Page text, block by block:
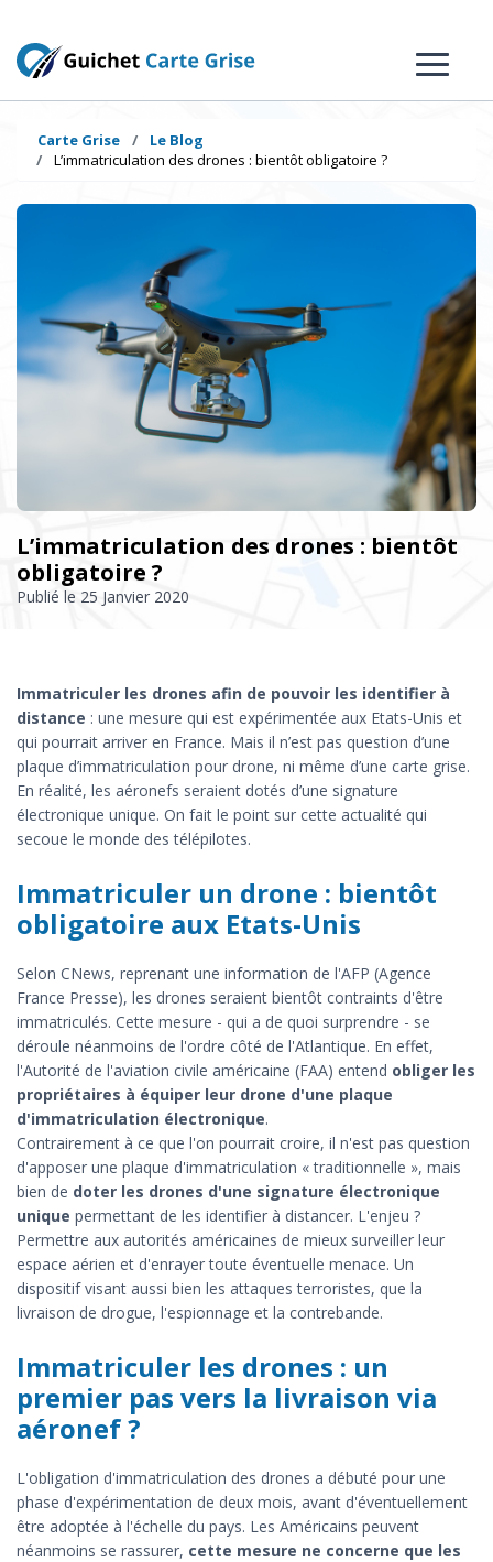
Carte Grise
Le Blog
L’immatriculation des drones : bientôt obligatoire ?
L’immatriculation des drones : bientôt
obligatoire ?
Publié le 25 Janvier 2020
Immatriculer les drones afin de pouvoir les identifier à
distance : une mesure qui est expérimentée aux Etats-Unis et
qui pourrait arriver en France. Mais il n’est pas question d’une
plaque d’immatriculation pour drone, ni même d’une carte grise.
En réalité, les aéronefs seraient dotés d’une signature
électronique unique. On fait le point sur cette actualité qui
secoue le monde des télépilotes.
Immatriculer un drone : bientôt
obligatoire aux Etats-Unis
Selon CNews, reprenant une information de l'AFP (Agence
France Presse), les drones seraient bientôt contraints d'être
immatriculés. Cette mesure - qui a de quoi surprendre - se
déroule néanmoins de l'ordre côté de l'Atlantique. En effet,
l'Autorité de l'aviation civile américaine (FAA) entend obliger les
propriétaires à équiper leur drone d'une plaque
d'immatriculation électronique.
Contrairement à ce que l'on pourrait croire, il n'est pas question
d'apposer une plaque d'immatriculation « traditionnelle », mais
bien de doter les drones d'une signature électronique
unique permettant de les identifier à distancer. L'enjeu ?
Permettre aux autorités américaines de mieux surveiller leur
espace aérien et d'enrayer toute éventuelle menace. Un
dispositif visant aussi bien les attaques terroristes, que la
livraison de drogue, l'espionnage et la contrebande.
Immatriculer les drones : un
premier pas vers la livraison via
aéronef ?
L'obligation d'immatriculation des drones a débuté pour une
phase d'expérimentation de deux mois, avant d'éventuellement
être adoptée à l'échelle du pays. Les Américains peuvent
néanmoins se rassurer, cette mesure ne concerne que les